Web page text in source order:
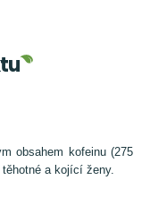
obsahem kofeinu (275
a kojící ženy.